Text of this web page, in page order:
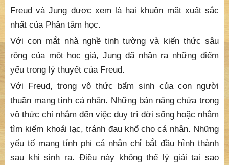
Freud và Jung được xem là hai khuôn mặt xuất sắc
nhất của Phân tâm học.
Với con mắt nhà nghề tinh tường và kiến thức sâu
rộng của một học giả, Jung đã nhận ra những điểm
yếu trong lý thuyết của Freud.
Với Freud, trong vô thức bẩm sinh của con người
thuần mang tính cá nhân. Những bản năng chứa trong
vô thức chỉ nhắm đến việc duy trì đời sống hoặc nhằm
tìm kiếm khoái lạc, tránh đau khổ cho cá nhân. Những
yếu tố mang tính phi cá nhân chỉ bắt đầu hình thành
sau khi sinh ra. Điều này không thể lý giải tại sao